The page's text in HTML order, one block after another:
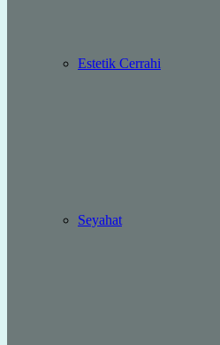
Estetik Cerrahi
Seyahat